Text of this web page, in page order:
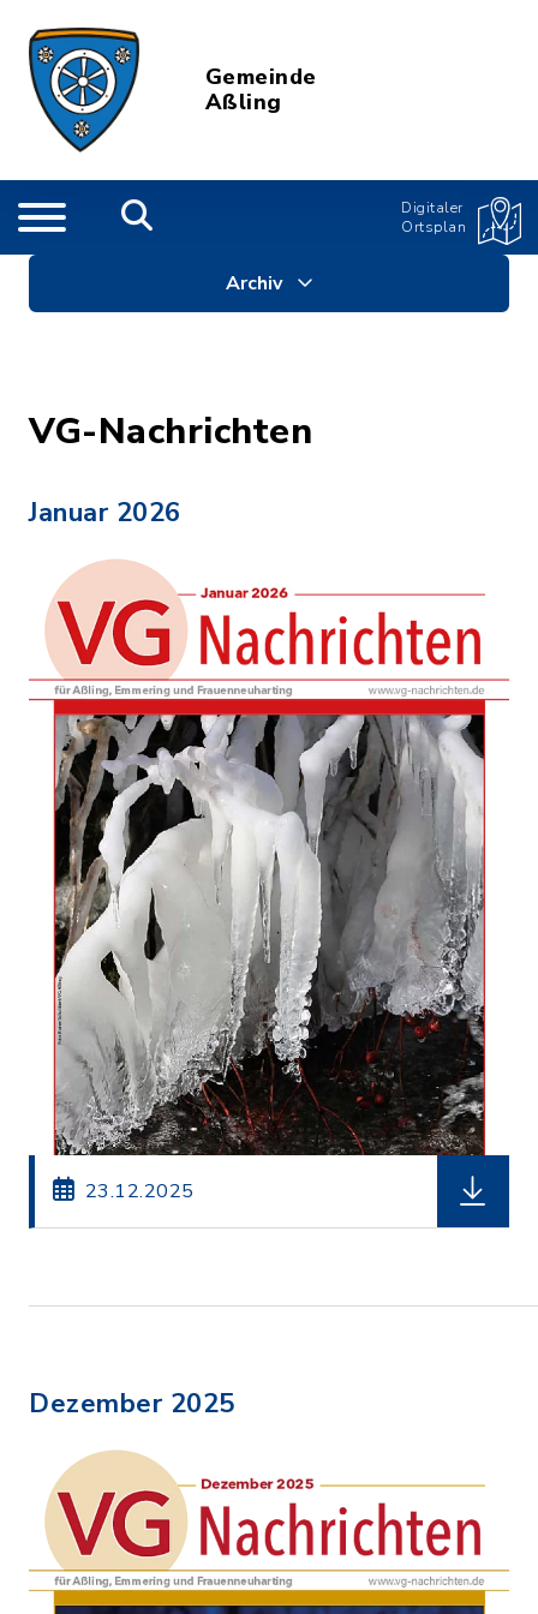
Gemeinde
Aßling
Digitaler
Ortsplan
Archiv
VG-Nachrichten
Januar 2026
23.12.2025
Dezember 2025